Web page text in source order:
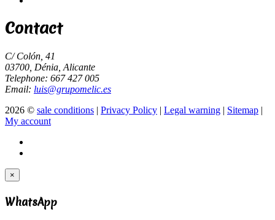
Contact
C/ Colón, 41
03700, Dénia, Alicante
Telephone: 667 427 005
Email: luis@grupomelic.es
2026 © sale conditions | Privacy Policy | Legal warning | Sitemap |
My account
×
WhatsApp